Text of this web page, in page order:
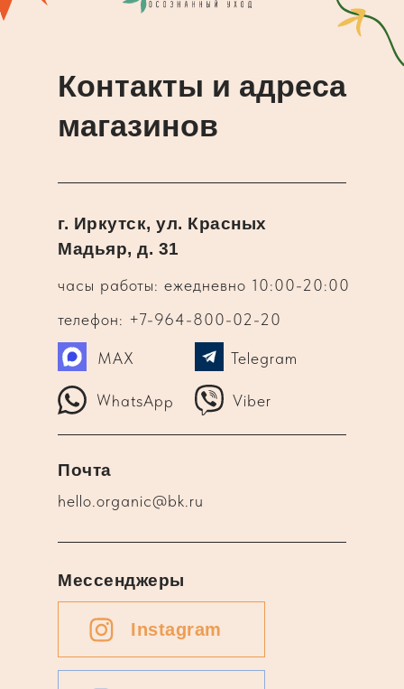
Контакты и адреса
магазинов
часы работы: ежедневно 10:00-20:00
г. Иркутск, ул. Красных
Мадьяр, д. 31
телефон: +7-964-800-02-20
WhatsApp Viber
Telegram
MAX
hello.organic@bk.ru
Почта
Instagram
Мессенджеры